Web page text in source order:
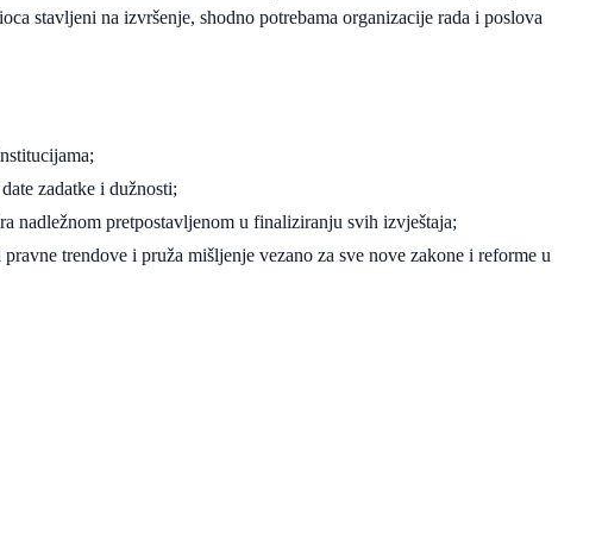
stavljeni na izvršenje, shodno potrebama organizacije rada i poslova
zadatke i dužnosti;
nadležnom pretpostavljenom u finaliziranju svih izvještaja;
trendove i pruža mišljenje vezano za sve nove zakone i reforme u